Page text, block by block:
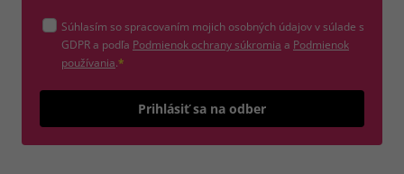
Súhlasím so spracovaním mojich osobných údajov v súlade s
GDPR a podľa Podmienok ochrany súkromia (otvorí sa v novom okne)
a Podmienok
používania(otvorí sa v novom okne)
.*
Prihlásiť sa na odber